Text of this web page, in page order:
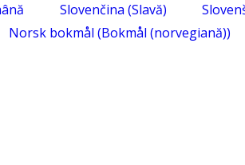
Slovenčina (Slavă)
Norsk bokmål (Bokmål (norvegiană))